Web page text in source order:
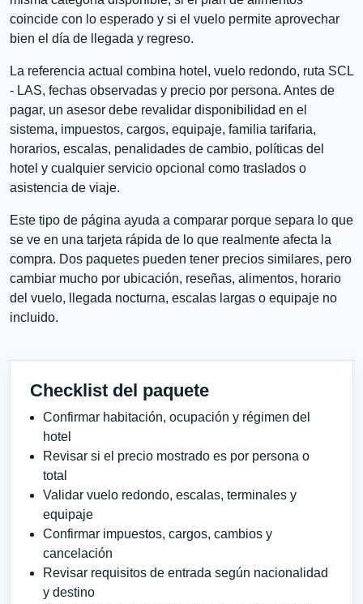
coincide con lo esperado y si el vuelo permite aprovechar
bien el día de llegada y regreso.
La referencia actual combina hotel, vuelo redondo, ruta SCL
- LAS, fechas observadas y precio por persona. Antes de
pagar, un asesor debe revalidar disponibilidad en el
sistema, impuestos, cargos, equipaje, familia tarifaria,
horarios, escalas, penalidades de cambio, políticas del
hotel y cualquier servicio opcional como traslados o
asistencia de viaje.
Este tipo de página ayuda a comparar porque separa lo que
se ve en una tarjeta rápida de lo que realmente afecta la
compra. Dos paquetes pueden tener precios similares, pero
cambiar mucho por ubicación, reseñas, alimentos, horario
del vuelo, llegada nocturna, escalas largas o equipaje no
incluido.
Checklist del paquete
Confirmar habitación, ocupación y régimen del
hotel
Revisar si el precio mostrado es por persona o
total
Validar vuelo redondo, escalas, terminales y
equipaje
Confirmar impuestos, cargos, cambios y
cancelación
Revisar requisitos de entrada según nacionalidad
y destino